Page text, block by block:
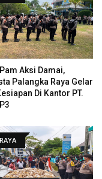
Aksi Damai,
Palangka Raya Gelar
Di Kantor PT.